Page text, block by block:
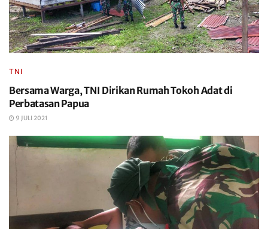
TNI
Bersama Warga, TNI Dirikan Rumah Tokoh Adat di
Perbatasan Papua
9 JULI 2021